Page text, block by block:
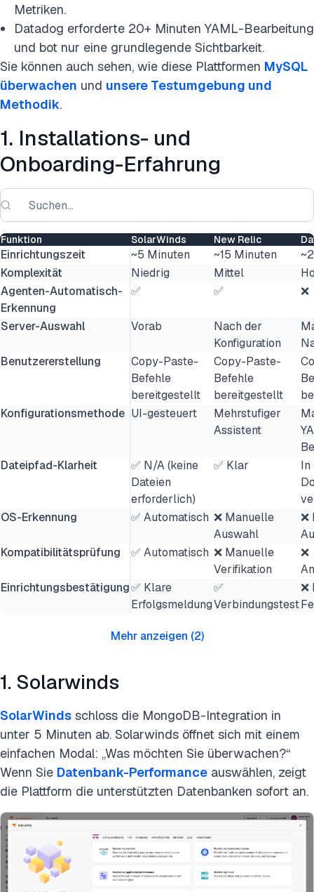
Metriken.
Datadog erforderte 20+ Minuten YAML-Bearbeitung
und bot nur eine grundlegende Sichtbarkeit.
Sie können auch sehen, wie diese Plattformen MySQL
überwachen und unsere Testumgebung und
Methodik.
1. Installations- und
Onboarding-Erfahrung
Funktion SolarWinds New Relic
Einrichtungszeit ~5 Minuten ~15 Minuten
Komplexität
Niedrig Mittel
Agenten-Automatisch-
Erkennung
✅ ✅ ❌
Server-Auswahl Vorab
Nach der
Konfiguration
Benutzererstellung
Copy-Paste-
Befehle
bereitgestellt
Copy-Paste-
Befehle
bereitgestellt
Konfigurationsmethode UI-gesteuert
Mehrstufiger
Assistent
Dateipfad-Klarheit
✅ N/A (keine
Dateien
erforderlich)
✅ Klar
In
OS-Erkennung
✅ Automatisch ❌ Manuelle
Auswahl
Kompatibilitätsprüfung
✅ Automatisch ❌ Manuelle
Verifikation
❌
Einrichtungsbestätigung✅ Klare
Erfolgsmeldung
✅
Verbindungstest
❌
Mehr anzeigen (2)
1. Solarwinds
SolarWinds schloss die MongoDB-Integration in
unter 5 Minuten ab. Solarwinds öffnet sich mit einem
einfachen Modal: „Was möchten Sie überwachen?“
Wenn Sie Datenbank-Performance auswählen, zeigt
die Plattform die unterstützten Datenbanken sofort an.